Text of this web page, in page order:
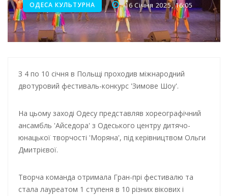
ОДЕСА КУЛЬТУРНА 16 Січня 2025, 16:05
З 4 по 10 січня в Польщі проходив міжнародний
двотуровий фестиваль-конкурс 'Зимове Шоу'.
На цьому заході Одесу представляв хореографічний
ансамбль 'Айседора' з Одеського центру дитячо-
юнацької творчості 'Моряна', під керівництвом Ольги
Дмитрієвої.
Творча команда отримала Гран-прі фестивалю та
стала лауреатом 1 ступеня в 10 різних вікових і